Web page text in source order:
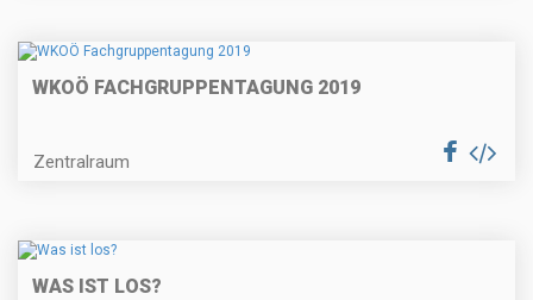
WKOÖ FACHGRUPPENTAGUNG 2019
Zentralraum
WAS IST LOS?